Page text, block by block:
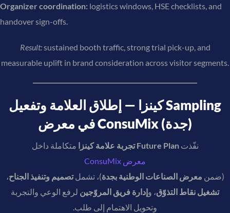
Organizer coordination: logistics windows, HSE checklists, and
handover sign-offs.
Result:sustained booth traffic, strong trial pick-up, and
measurable uplift in brand consideration across visitor segments.
كينزا — إطلاق العلامة وتفعيل Sampling
في معرض ConsuMix (جدة)
نفّذتFuture Plan تجربة علامة كينزا متكاملة داخل
معرض ConsuMix
(ضمن معرض الصناعات الوطنية بجدة)، تشملتصميم وتنفيذ الجناح،
تشغيل نقاط التذوّق، وإدارة فريق المروّجين لرفع الوعي والتجربة
وتحويل الاهتمام إلى طلب.